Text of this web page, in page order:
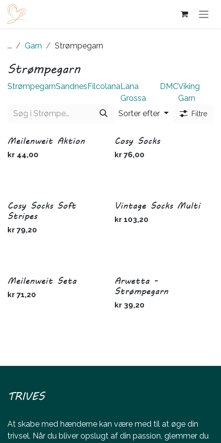
Skip to Content
... Garn Strømpegarn
Strømpegarn
StrømpegarnSandnesFilcolanaLana
Grossa
DMCViking
Garn
Sorter efter
Filtre
Meilenweit Aktion
kr 44,00
Cosy Socks
kr 76,00
Cosy Socks Soft
Stripes
kr 79,20
Vintage Socks Multi
kr 103,20
Meilenweit Seta
kr 71,20
Arwetta -
Strømpegarn
kr 39,20
TRIVES
At skabe med hænderne kan være med til at øge din
trivsel. Når du bliver opslugt af din passion, glemmer du